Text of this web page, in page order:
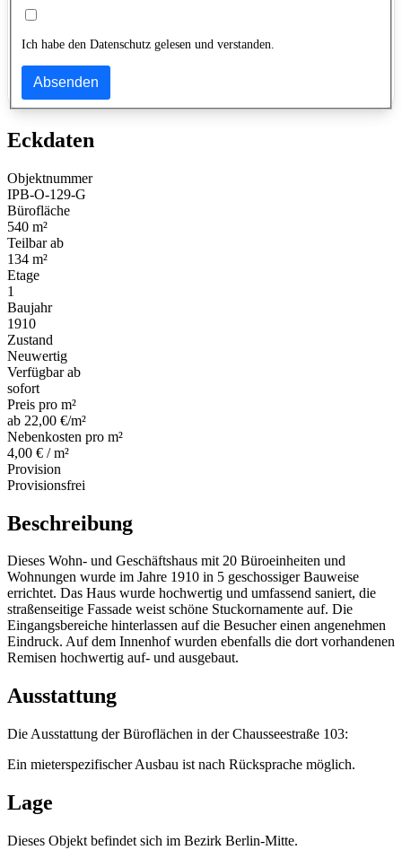
Ich habe den Datenschutz gelesen und verstanden.
Absenden
Eckdaten
Objektnummer
IPB-O-129-G
Bürofläche
540 m²
Teilbar ab
134 m²
Etage
1
Baujahr
1910
Zustand
Neuwertig
Verfügbar ab
sofort
Preis pro m²
ab 22,00 €/m²
Nebenkosten pro m²
4,00 € / m²
Provision
Provisionsfrei
Beschreibung
Dieses Wohn- und Geschäftshaus mit 20 Büroeinheiten und
Wohnungen wurde im Jahre 1910 in 5 geschossiger Bauweise
errichtet. Das Haus wurde hochwertig und umfassend saniert, die
straßenseitige Fassade weist schöne Stuckornamente auf. Die
Eingangsbereiche hinterlassen auf die Besucher einen angenehmen
Eindruck. Auf dem Innenhof wurden ebenfalls die dort vorhandenen
Remisen hochwertig auf- und ausgebaut.
Ausstattung
Die Ausstattung der Büroflächen in der Chausseestraße 103:
Ein mieterspezifischer Ausbau ist nach Rücksprache möglich.
Lage
Dieses Objekt befindet sich im Bezirk Berlin-Mitte.